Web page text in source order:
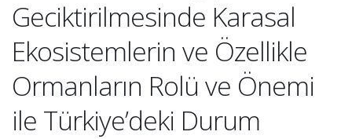
Geciktirilmesinde Karasal
Ekosistemlerin ve Özellikle
Ormanların Rolü ve Önemi
ile Türkiye’deki Durum